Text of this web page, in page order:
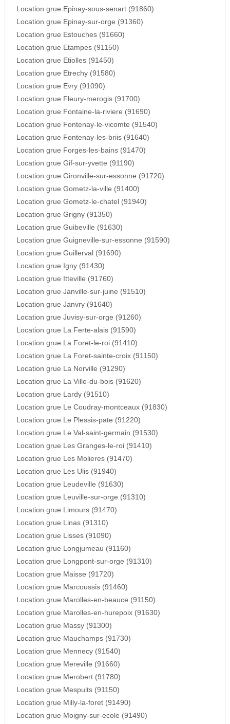
Location grue Epinay-sous-senart (91860)
Location grue Epinay-sur-orge (91360)
Location grue Estouches (91660)
Location grue Etampes (91150)
Location grue Etiolles (91450)
Location grue Etrechy (91580)
Location grue Evry (91090)
Location grue Fleury-merogis (91700)
Location grue Fontaine-la-riviere (91690)
Location grue Fontenay-le-vicomte (91540)
Location grue Fontenay-les-briis (91640)
Location grue Forges-les-bains (91470)
Location grue Gif-sur-yvette (91190)
Location grue Gironville-sur-essonne (91720)
Location grue Gometz-la-ville (91400)
Location grue Gometz-le-chatel (91940)
Location grue Grigny (91350)
Location grue Guibeville (91630)
Location grue Guigneville-sur-essonne (91590)
Location grue Guillerval (91690)
Location grue Igny (91430)
Location grue Itteville (91760)
Location grue Janville-sur-juine (91510)
Location grue Janvry (91640)
Location grue Juvisy-sur-orge (91260)
Location grue La Ferte-alais (91590)
Location grue La Foret-le-roi (91410)
Location grue La Foret-sainte-croix (91150)
Location grue La Norville (91290)
Location grue La Ville-du-bois (91620)
Location grue Lardy (91510)
Location grue Le Coudray-montceaux (91830)
Location grue Le Plessis-pate (91220)
Location grue Le Val-saint-germain (91530)
Location grue Les Granges-le-roi (91410)
Location grue Les Molieres (91470)
Location grue Les Ulis (91940)
Location grue Leudeville (91630)
Location grue Leuville-sur-orge (91310)
Location grue Limours (91470)
Location grue Linas (91310)
Location grue Lisses (91090)
Location grue Longjumeau (91160)
Location grue Longpont-sur-orge (91310)
Location grue Maisse (91720)
Location grue Marcoussis (91460)
Location grue Marolles-en-beauce (91150)
Location grue Marolles-en-hurepoix (91630)
Location grue Massy (91300)
Location grue Mauchamps (91730)
Location grue Mennecy (91540)
Location grue Mereville (91660)
Location grue Merobert (91780)
Location grue Mespuits (91150)
Location grue Milly-la-foret (91490)
Location grue Moigny-sur-ecole (91490)